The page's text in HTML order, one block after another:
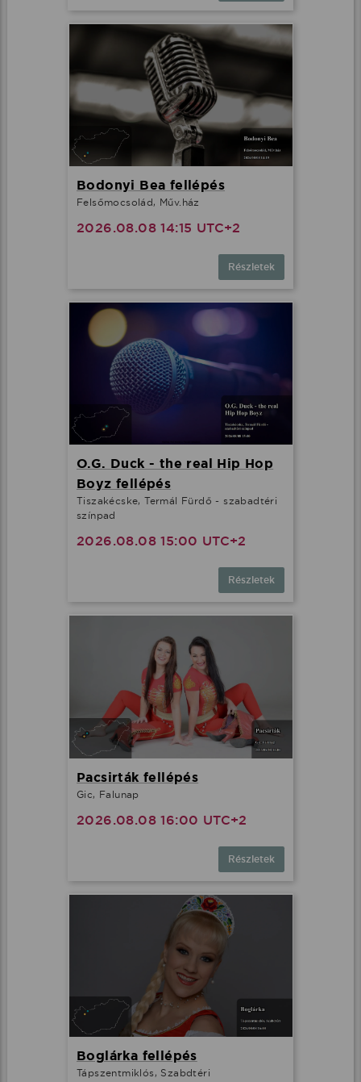
Bodonyi Bea fellépés
Felsőmocsolád, Műv.ház
2026.08.08 14:15 UTC+2
Részletek
O.G. Duck - the real Hip Hop
Boyz fellépés
Tiszakécske, Termál Fürdő - szabadtéri
színpad
2026.08.08 15:00 UTC+2
Részletek
Pacsirták fellépés
Gic, Falunap
2026.08.08 16:00 UTC+2
Részletek
Boglárka fellépés
Tápszentmiklós, Szabdtéri